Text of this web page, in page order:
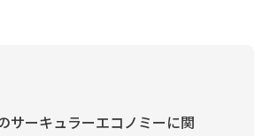
ーキュラーエコノミーに関